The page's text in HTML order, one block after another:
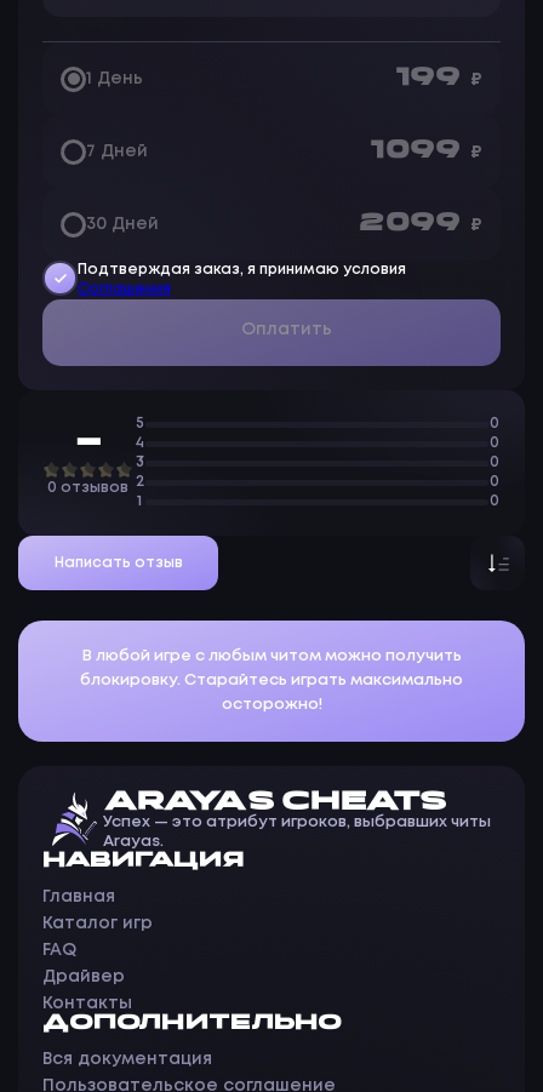
1 День 199 ₽
7 Дней 1 099 ₽
30 Дней 2 099 ₽
Подтверждая заказ, я принимаю условия
Соглашения
Оплатить
—
0 отзывов
5
0
4
0
3
0
2
0
1
0
Написать отзыв
В любой игре с любым читом можно получить
блокировку. Старайтесь играть максимально
осторожно!
ARAYAS CHEATS
Успех — это атрибут игроков, выбравших читы
Arayas.
НАВИГАЦИЯ
Главная
Каталог игр
FAQ
Драйвер
Контакты
ДОПОЛНИТЕЛЬНО
Вся документация
Пользовательское соглашение